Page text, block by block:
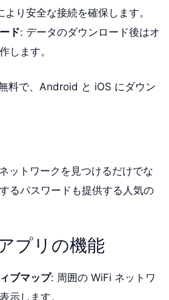
より安全な接続を確保します。
ド: データのダウンロード後はオ
します。
料で、Android と iOS にダウン
ットワークを見つけるだけでな
るパスワードも提供する人気の
プリの機能
ブマップ: 周囲の WiFi ネットワ
示します。